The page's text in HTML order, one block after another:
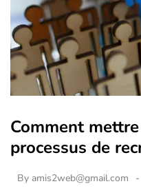
Comment
processus de
By amis2web@gmail.com